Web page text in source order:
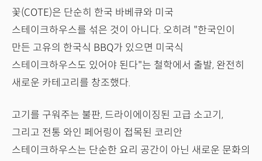
꽃(COTE)은 단순히 한국 바베큐와 미국
스테이크하우스를 섞은 것이 아니다. 오히려 "한국인이
만든 고유의 한국식 BBQ가 있으면 미국식
스테이크하우스도 있어야 된다"는 철학에서 출발, 완전히
새로운 카테고리를 창조했다.
고기를 구워주는 불판, 드라이에이징된 고급 소고기,
그리고 전통 와인 페어링이 접목된 코리안
스테이크하우스는 단순한 요리 공간이 아닌 새로운 문화의